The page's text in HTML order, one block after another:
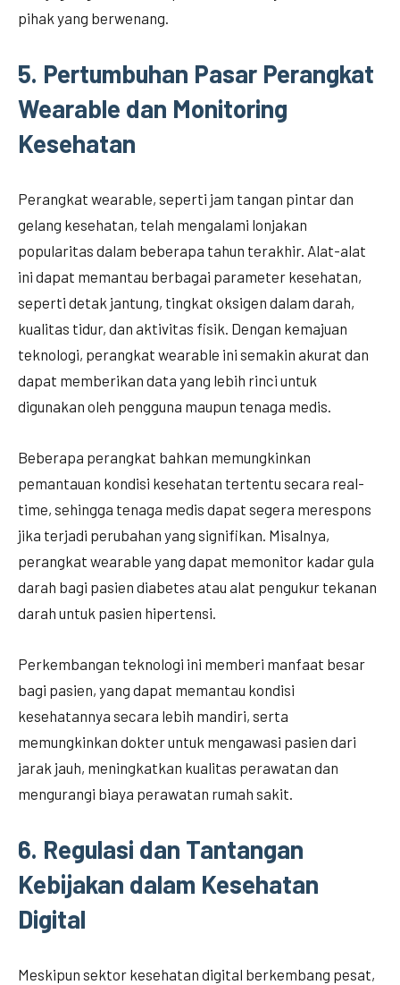
pihak yang berwenang.
5. Pertumbuhan Pasar Perangkat
Wearable dan Monitoring
Kesehatan
Perangkat wearable, seperti jam tangan pintar dan
gelang kesehatan, telah mengalami lonjakan
popularitas dalam beberapa tahun terakhir. Alat-alat
ini dapat memantau berbagai parameter kesehatan,
seperti detak jantung, tingkat oksigen dalam darah,
kualitas tidur, dan aktivitas fisik. Dengan kemajuan
teknologi, perangkat wearable ini semakin akurat dan
dapat memberikan data yang lebih rinci untuk
digunakan oleh pengguna maupun tenaga medis.
Beberapa perangkat bahkan memungkinkan
pemantauan kondisi kesehatan tertentu secara real-
time, sehingga tenaga medis dapat segera merespons
jika terjadi perubahan yang signifikan. Misalnya,
perangkat wearable yang dapat memonitor kadar gula
darah bagi pasien diabetes atau alat pengukur tekanan
darah untuk pasien hipertensi.
Perkembangan teknologi ini memberi manfaat besar
bagi pasien, yang dapat memantau kondisi
kesehatannya secara lebih mandiri, serta
memungkinkan dokter untuk mengawasi pasien dari
jarak jauh, meningkatkan kualitas perawatan dan
mengurangi biaya perawatan rumah sakit.
6. Regulasi dan Tantangan
Kebijakan dalam Kesehatan
Digital
Meskipun sektor kesehatan digital berkembang pesat,